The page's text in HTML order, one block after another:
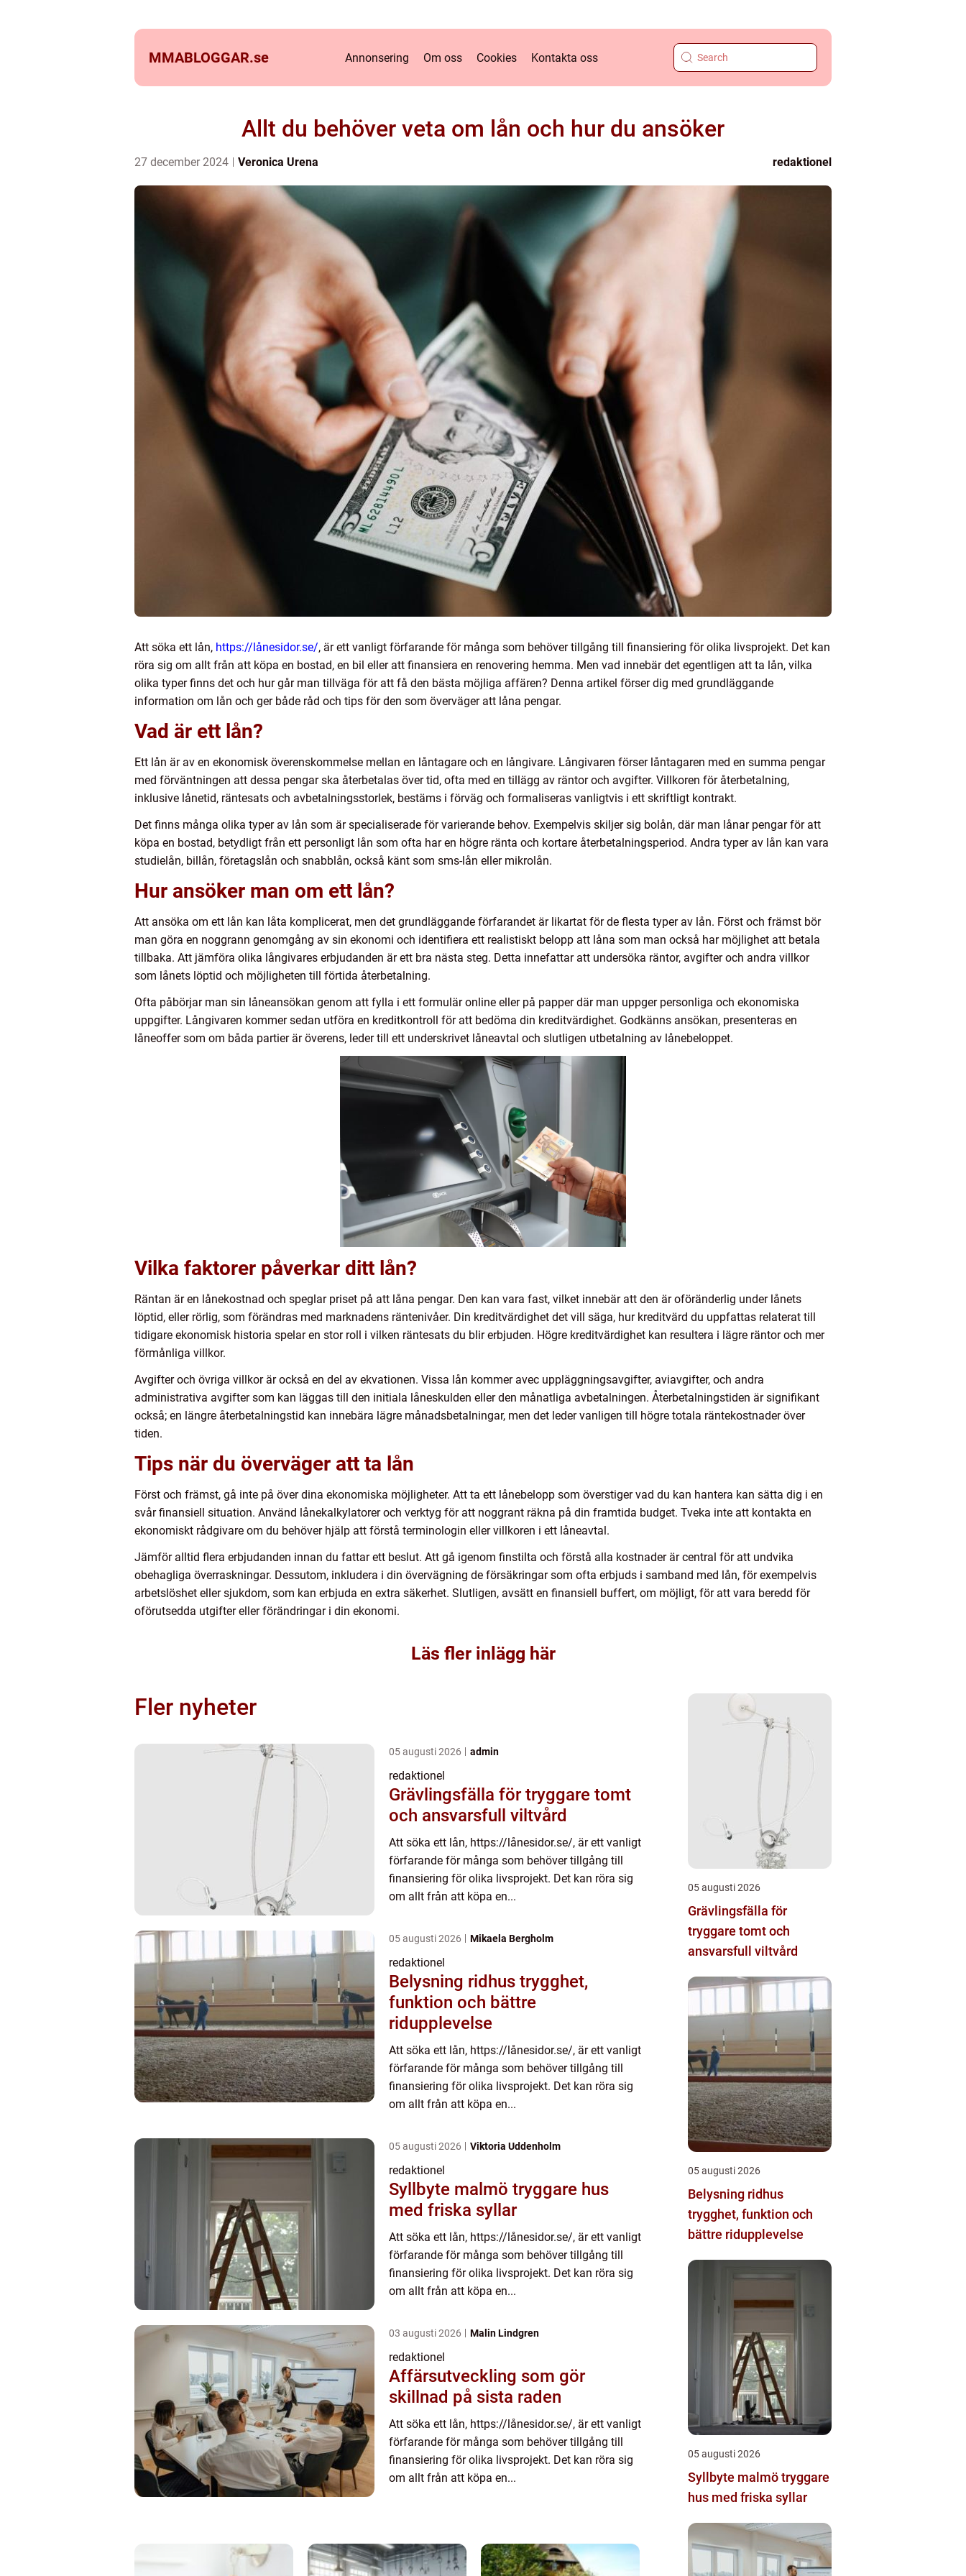
MMABLOGGAR.se Annonsering Om oss Cookies Kontakta oss
Allt du behöver veta om lån och hur du ansöker
27 december 2024 Veronica Urena redaktionel
Att söka ett lån, https://lånesidor.se/, är ett vanligt förfarande för många som behöver tillgång till finansiering för olika livsprojekt. Det kan
röra sig om allt från att köpa en bostad, en bil eller att finansiera en renovering hemma. Men vad innebär det egentligen att ta lån, vilka
olika typer finns det och hur går man tillväga för att få den bästa möjliga affären? Denna artikel förser dig med grundläggande
information om lån och ger både råd och tips för den som överväger att låna pengar.
Vad är ett lån?
Ett lån är av en ekonomisk överenskommelse mellan en låntagare och en långivare. Långivaren förser låntagaren med en summa pengar
med förväntningen att dessa pengar ska återbetalas över tid, ofta med en tillägg av räntor och avgifter. Villkoren för återbetalning,
inklusive lånetid, räntesats och avbetalningsstorlek, bestäms i förväg och formaliseras vanligtvis i ett skriftligt kontrakt.
Det finns många olika typer av lån som är specialiserade för varierande behov. Exempelvis skiljer sig bolån, där man lånar pengar för att
köpa en bostad, betydligt från ett personligt lån som ofta har en högre ränta och kortare återbetalningsperiod. Andra typer av lån kan vara
studielån, billån, företagslån och snabblån, också känt som sms-lån eller mikrolån.
Hur ansöker man om ett lån?
Att ansöka om ett lån kan låta komplicerat, men det grundläggande förfarandet är likartat för de flesta typer av lån. Först och främst bör
man göra en noggrann genomgång av sin ekonomi och identifiera ett realistiskt belopp att låna som man också har möjlighet att betala
tillbaka. Att jämföra olika långivares erbjudanden är ett bra nästa steg. Detta innefattar att undersöka räntor, avgifter och andra villkor
som lånets löptid och möjligheten till förtida återbetalning.
Ofta påbörjar man sin låneansökan genom att fylla i ett formulär online eller på papper där man uppger personliga och ekonomiska
uppgifter. Långivaren kommer sedan utföra en kreditkontroll för att bedöma din kreditvärdighet. Godkänns ansökan, presenteras en
låneoffer som om båda partier är överens, leder till ett underskrivet låneavtal och slutligen utbetalning av lånebeloppet.
Vilka faktorer påverkar ditt lån?
Räntan är en lånekostnad och speglar priset på att låna pengar. Den kan vara fast, vilket innebär att den är oföränderlig under lånets
löptid, eller rörlig, som förändras med marknadens räntenivåer. Din kreditvärdighet det vill säga, hur kreditvärd du uppfattas relaterat till
tidigare ekonomisk historia spelar en stor roll i vilken räntesats du blir erbjuden. Högre kreditvärdighet kan resultera i lägre räntor och mer
förmånliga villkor.
Avgifter och övriga villkor är också en del av ekvationen. Vissa lån kommer avec uppläggningsavgifter, aviavgifter, och andra
administrativa avgifter som kan läggas till den initiala låneskulden eller den månatliga avbetalningen. Återbetalningstiden är signifikant
också; en längre återbetalningstid kan innebära lägre månadsbetalningar, men det leder vanligen till högre totala räntekostnader över
tiden.
Tips när du överväger att ta lån
Först och främst, gå inte på över dina ekonomiska möjligheter. Att ta ett lånebelopp som överstiger vad du kan hantera kan sätta dig i en
svår finansiell situation. Använd lånekalkylatorer och verktyg för att noggrant räkna på din framtida budget. Tveka inte att kontakta en
ekonomiskt rådgivare om du behöver hjälp att förstå terminologin eller villkoren i ett låneavtal.
Jämför alltid flera erbjudanden innan du fattar ett beslut. Att gå igenom finstilta och förstå alla kostnader är central för att undvika
obehagliga överraskningar. Dessutom, inkludera i din övervägning de försäkringar som ofta erbjuds i samband med lån, för exempelvis
arbetslöshet eller sjukdom, som kan erbjuda en extra säkerhet. Slutligen, avsätt en finansiell buffert, om möjligt, för att vara beredd för
oförutsedda utgifter eller förändringar i din ekonomi.
Läs fler inlägg här
Fler nyheter
05 augusti 2026 admin
redaktionel
Grävlingsfälla för tryggare tomt
och ansvarsfull viltvård
Att söka ett lån, https://lånesidor.se/, är ett vanligt
förfarande för många som behöver tillgång till
finansiering för olika livsprojekt. Det kan röra sig
om allt från att köpa en...
05 augusti 2026 Mikaela Bergholm
redaktionel
Belysning ridhus trygghet,
funktion och bättre
ridupplevelse
Att söka ett lån, https://lånesidor.se/, är ett vanligt
förfarande för många som behöver tillgång till
finansiering för olika livsprojekt. Det kan röra sig
om allt från att köpa en...
05 augusti 2026 Viktoria Uddenholm
redaktionel
Syllbyte malmö tryggare hus
med friska syllar
Att söka ett lån, https://lånesidor.se/, är ett vanligt
förfarande för många som behöver tillgång till
finansiering för olika livsprojekt. Det kan röra sig
om allt från att köpa en...
03 augusti 2026 Malin Lindgren
redaktionel
Affärsutveckling som gör
skillnad på sista raden
Att söka ett lån, https://lånesidor.se/, är ett vanligt
förfarande för många som behöver tillgång till
finansiering för olika livsprojekt. Det kan röra sig
om allt från att köpa en...
05 augusti 2026
Grävlingsfälla för
tryggare tomt och
ansvarsfull viltvård
05 augusti 2026
Belysning ridhus
trygghet, funktion och
bättre ridupplevelse
05 augusti 2026
Syllbyte malmö tryggare
hus med friska syllar